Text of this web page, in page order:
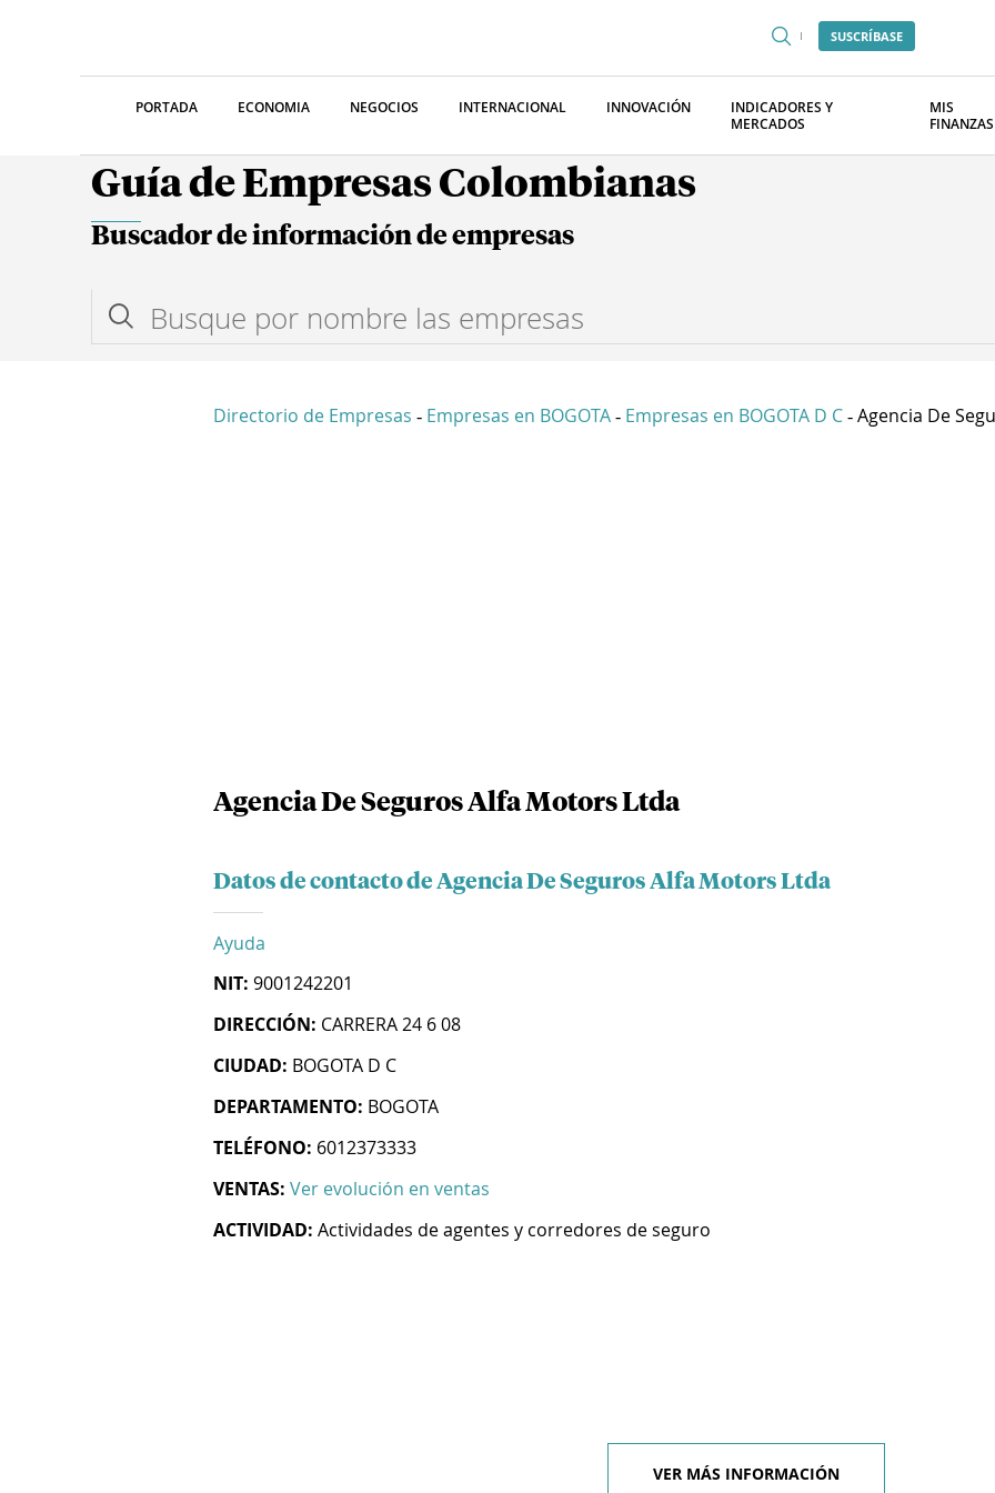
SUSCRÍBASE
PORTADA ECONOMIA NEGOCIOS INTERNACIONAL INNOVACIÓN
INDICADORES Y
MERCADOS
MIS
FINANZAS
Guía de Empresas Colombianas
Buscador de información de empresas
Directorio de Empresas - Empresas en BOGOTA - Empresas en BOGOTA D C - Agencia De
Agencia De Seguros Alfa Motors Ltda
Datos de contacto de Agencia De Seguros Alfa Motors Ltda
Ayuda
NIT: 9001242201
DIRECCIÓN: CARRERA 24 6 08
CIUDAD: BOGOTA D C
DEPARTAMENTO: BOGOTA
TELÉFONO: 6012373333
VENTAS: Ver evolución en ventas
ACTIVIDAD: Actividades de agentes y corredores de seguro
VER MÁS INFORMACIÓN